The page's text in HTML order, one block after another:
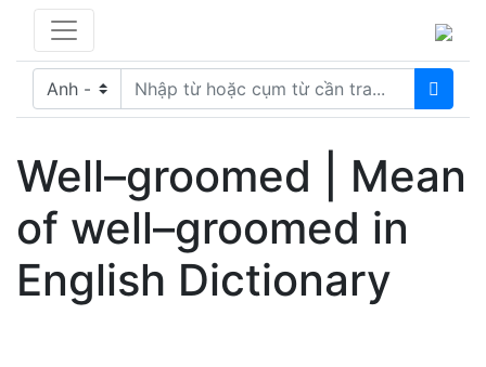
Well–groomed | Mean
of well–groomed in
English Dictionary